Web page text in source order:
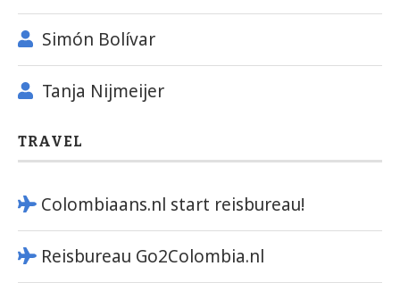
Simón Bolívar
Tanja Nijmeijer
TRAVEL
Colombiaans.nl start reisbureau!
Reisbureau Go2Colombia.nl